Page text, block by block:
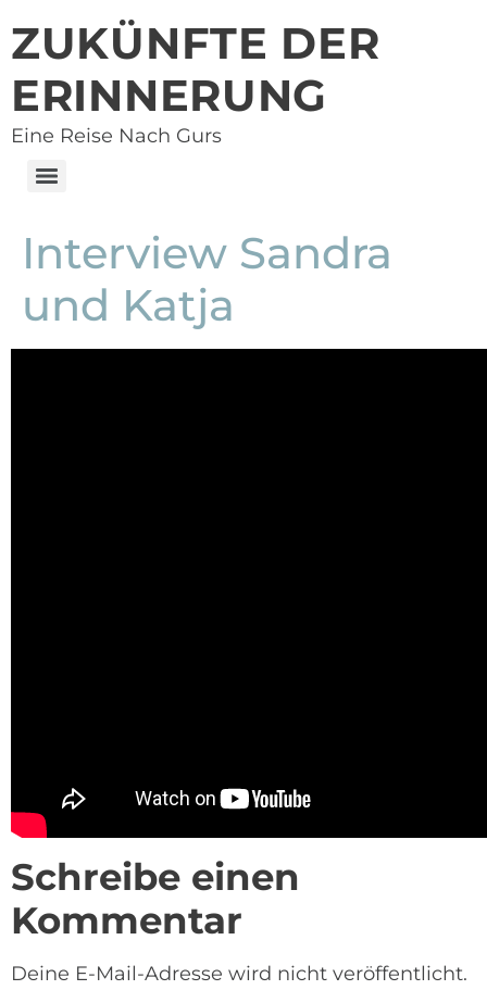
ZUKÜNFTE DER
ERINNERUNG
Eine Reise Nach Gurs
Interview Sandra
und Katja
Schreibe einen
Kommentar
Deine E-Mail-Adresse wird nicht veröffentlicht.